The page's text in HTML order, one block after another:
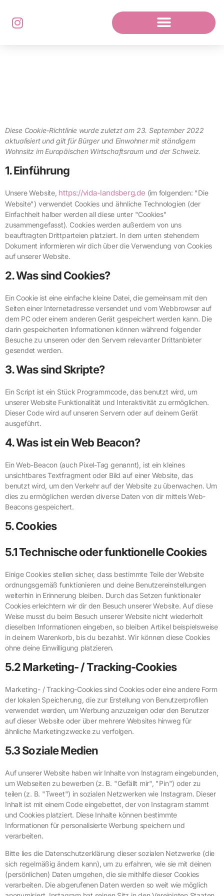
Diese Cookie-Richtlinie wurde zuletzt am 23. September 2022
aktualisiert und gilt für Bürger und Einwohner mit ständigem
Wohnsitz im Europäischen Wirtschaftsraum und der Schweiz.
1. Einführung
Unsere Website, https://vida-landsberg.de (im folgenden: "Die
Website") verwendet Cookies und ähnliche Technologien (der
Einfachheit halber werden all diese unter "Cookies"
zusammengefasst). Cookies werden außerdem von uns
beauftragten Drittparteien platziert. In dem unten stehendem
Dokument informieren wir dich über die Verwendung von Cookies
auf unserer Website.
2. Was sind Cookies?
Ein Cookie ist eine einfache kleine Datei, die gemeinsam mit den
Seiten einer Internetadresse versendet und vom Webbrowser auf
dem PC oder einem anderen Gerät gespeichert werden kann. Die
darin gespeicherten Informationen können während folgender
Besuche zu unseren oder den Servern relevanter Drittanbieter
gesendet werden.
3. Was sind Skripte?
Ein Script ist ein Stück Programmcode, das benutzt wird, um
unserer Website Funktionalität und Interaktivität zu ermöglichen.
Dieser Code wird auf unseren Servern oder auf deinem Gerät
ausgeführt.
4. Was ist ein Web Beacon?
Ein Web-Beacon (auch Pixel-Tag genannt), ist ein kleines
unsichtbares Textfragment oder Bild auf einer Website, das
benutzt wird, um den Verkehr auf der Website zu überwachen. Um
dies zu ermöglichen werden diverse Daten von dir mittels Web-
Beacons gespeichert.
5. Cookies
5.1 Technische oder funktionelle Cookies
Einige Cookies stellen sicher, dass bestimmte Teile der Website
ordnungsgemäß funktionieren und deine Benutzereinstellungen
weiterhin in Erinnerung bleiben. Durch das Setzen funktionaler
Cookies erleichtern wir dir den Besuch unserer Website. Auf diese
Weise musst du beim Besuch unserer Website nicht wiederholt
dieselben Informationen eingeben, so bleiben Artikel beispielsweise
in deinem Warenkorb, bis du bezahlst. Wir können diese Cookies
ohne deine Einwilligung platzieren.
5.2 Marketing- / Tracking-Cookies
Marketing- / Tracking-Cookies sind Cookies oder eine andere Form
der lokalen Speicherung, die zur Erstellung von Benutzerprofilen
verwendet werden, um Werbung anzuzeigen oder den Benutzer
auf dieser Website oder über mehrere Websites hinweg für
ähnliche Marketingzwecke zu verfolgen.
5.3 Soziale Medien
Auf unserer Website haben wir Inhalte von Instagram eingebunden,
um Webseiten zu bewerben (z. B. "Gefällt mir", "Pin") oder zu
teilen (z. B. "Tweet") in sozialen Netzwerken wie Instagram. Dieser
Inhalt ist mit einem Code eingebettet, der von Instagram stammt
und Cookies platziert. Diese Inhalte können bestimmte
Informationen für personalisierte Werbung speichern und
verarbeiten.
Bitte lies die Datenschutzerklärung dieser sozialen Netzwerke (die
sich regelmäßig ändern kann), um zu erfahren, wie sie mit deinen
(persönlichen) Daten umgehen, die sie mithilfe dieser Cookies
verarbeiten. Die abgerufenen Daten werden so weit wie möglich